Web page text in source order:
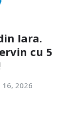
Iara.
cu 5
16, 2026